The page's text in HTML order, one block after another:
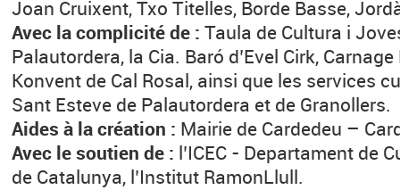
Joan Cruixent, Txo Titelles, Borde Basse,
Avec la complicité de : Taula de Cultura i
Palautordera, la Cia. Baró d’Evel Cirk,
Konvent de Cal Rosal, ainsi que les services
Sant Esteve de Palautordera et de Granollers.
Aides à la création : Mairie de Cardedeu –
Avec le soutien de : l’ICEC - Departament de
de Catalunya, l’Institut RamonLlull.